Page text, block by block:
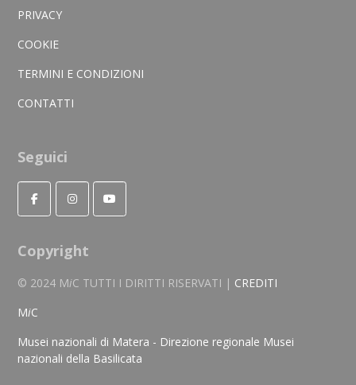
PRIVACY
COOKIE
TERMINI E CONDIZIONI
CONTATTI
Seguici
Copyright
© 2024 MiC TUTTI I DIRITTI RISERVATI | CREDITI
MiC
Musei nazionali di Matera - Direzione regionale Musei
nazionali della Basilicata